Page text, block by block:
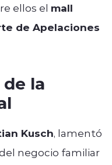
ellos el mall
de Apelaciones
la
Kusch, lamentó
negocio familiar